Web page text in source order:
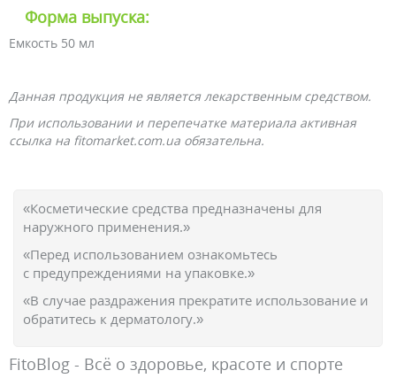
Форма выпуска:
Емкость 50 мл
Данная продукция не является лекарственным средством.
При использовании и перепечатке материала активная
ссылка на fitomarket.com.ua обязательна.
«Косметические средства предназначены для
наружного применения.»
«Перед использованием ознакомьтесь
с предупреждениями на упаковке.»
«В случае раздражения прекратите использование и
обратитесь к дерматологу.»
FitoBlog - Всё о здоровье, красоте и спорте